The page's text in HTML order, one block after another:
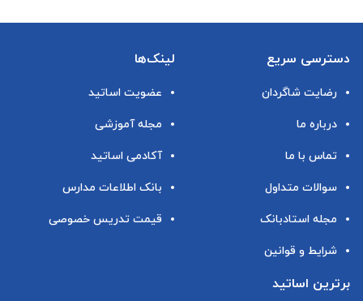
دسترسی سریع
رضایت شاگردان
درباره ما
تماس با ما
سوالات متداول
مجله استادبانک
شرایط و قوانین
لینک‌ها
عضویت اساتید
مجله آموزشی
آکادمی اساتید
بانک اطلاعات مدارس
قیمت تدریس خصوصی
برترین اساتید